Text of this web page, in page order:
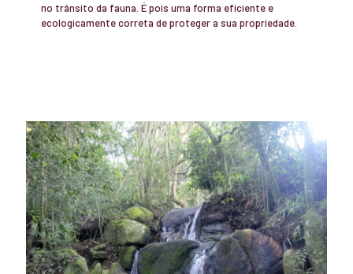
no trânsito da fauna. É pois uma forma eficiente e
ecologicamente correta de proteger a sua propriedade.